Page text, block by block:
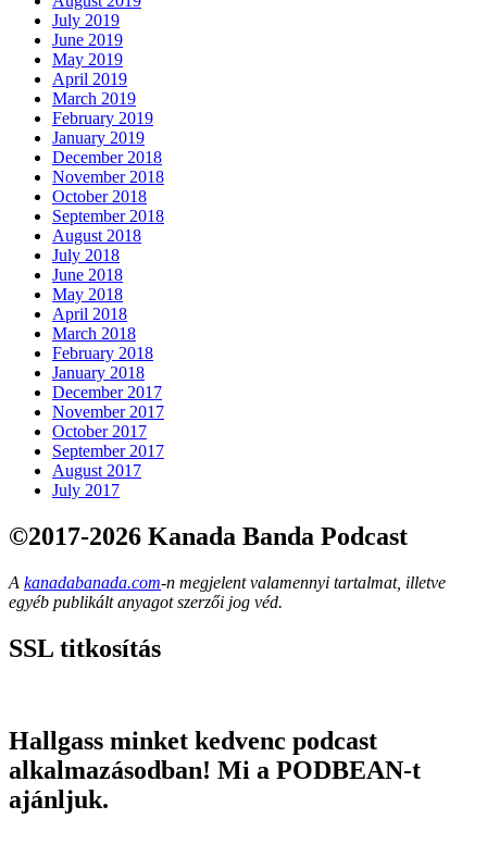
July 2019
June 2019
May 2019
April 2019
March 2019
February 2019
January 2019
December 2018
November 2018
October 2018
September 2018
August 2018
July 2018
June 2018
May 2018
April 2018
March 2018
February 2018
January 2018
December 2017
November 2017
October 2017
September 2017
August 2017
July 2017
©2017-2026 Kanada Banda Podcast
A kanadabanada.com-n megjelent valamennyi tartalmat, illetve
egyéb publikált anyagot szerzői jog véd.
SSL titkosítás
Hallgass minket kedvenc podcast
alkalmazásodban! Mi a PODBEAN-t
ajánljuk.